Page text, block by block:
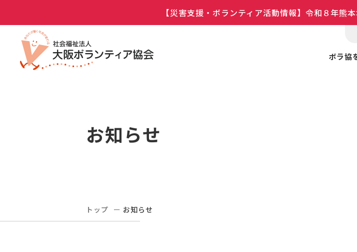
【災害支援・ボランティア活動情報】令和８年熊
ボラ協
お知らせ
トップ お知らせ